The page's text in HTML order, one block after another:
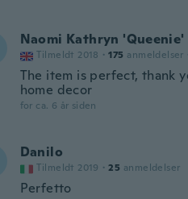
Naomi Kathryn 'Queenie'
Tilmeldt 2018 · 175 anmeldelser
The item is perfect, thank
home decor
for ca. 6 år siden
Danilo
Tilmeldt 2019 · 25 anmeldelser
Perfetto